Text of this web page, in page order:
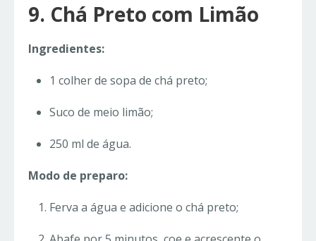
9. Chá Preto com Limão
Ingredientes:
1 colher de sopa de chá preto;
Suco de meio limão;
250 ml de água.
Modo de preparo:
Ferva a água e adicione o chá preto;